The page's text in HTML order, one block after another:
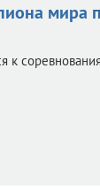
мира
к